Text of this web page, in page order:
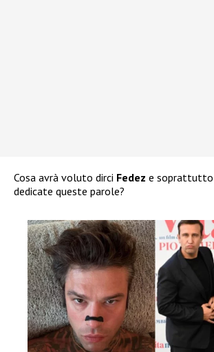
Cosa avrà voluto dirci Fedez e soprattutto
dedicate queste parole?